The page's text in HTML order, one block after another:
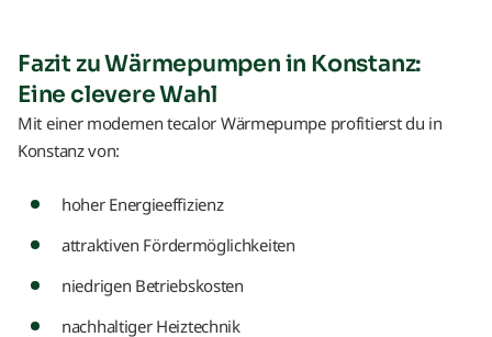
Fazit zu Wärmepumpen in Konstanz:
Eine clevere Wahl
Mit einer modernen tecalor Wärmepumpe profitierst du in
Konstanz von:
hoher Energieeffizienz
attraktiven Fördermöglichkeiten
niedrigen Betriebskosten
nachhaltiger Heiztechnik